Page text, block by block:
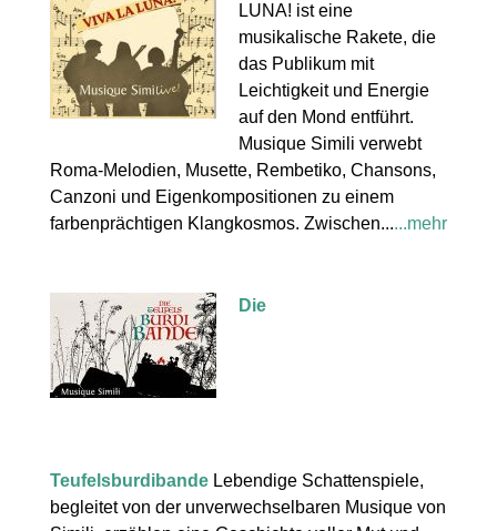
LUNA! ist eine
musikalische Rakete, die
das Publikum mit
Leichtigkeit und Energie
auf den Mond entführt.
Musique Simili verwebt
Roma-Melodien, Musette, Rembetiko, Chansons,
Canzoni und Eigenkompositionen zu einem
farbenprächtigen Klangkosmos. Zwischen......mehr
Die
Teufelsburdibande Lebendige Schattenspiele,
begleitet von der unverwechselbaren Musique von